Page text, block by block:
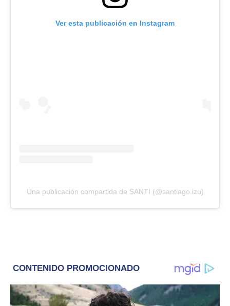
Ver esta publicación en Instagram
Una publicación compartida de SANTI (@santiago.izu)